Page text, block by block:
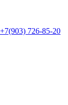
+7(903) 726-85-20